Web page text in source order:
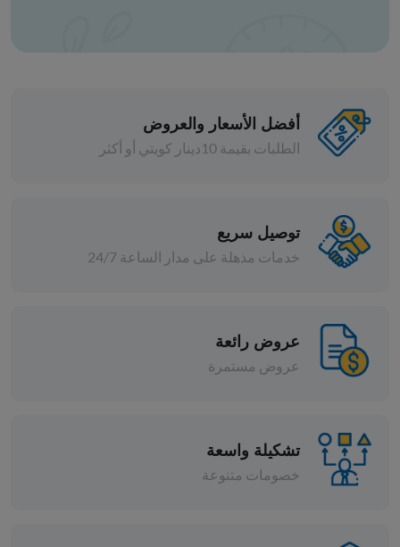
دبس الرمان سيرا
أفضل الأسعار والعروض
الطلبات بقيمة 10دينار كويتي أو أكثر
توصيل سريع
خدمات مذهلة على مدار الساعة 24/7
عروض رائعة
عروض مستمرة
تشكيلة واسعة
خصومات متنوعة